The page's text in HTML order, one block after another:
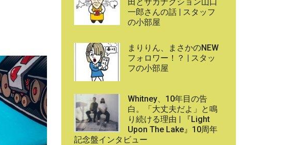
一郎さんの話 | スタッフ
の小部屋
まりりん、まさかのNEW
フォロワー！？ | スタッ
フの小部屋
Whitney、10年目の告
白。「大丈夫だよ」と鳴
り続ける理由 | 『Light
Upon The Lake』10周年
記念盤インタビュー